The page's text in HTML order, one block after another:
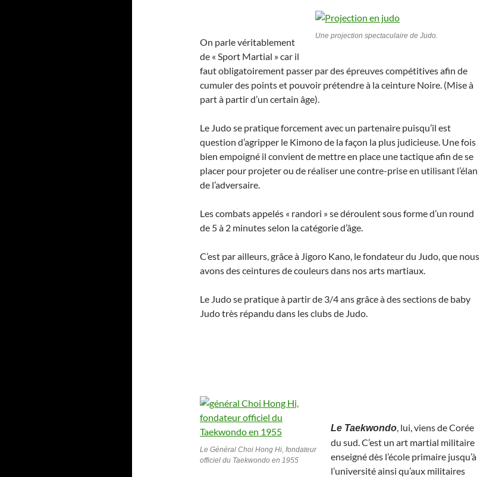
Une projection spectaculaire de Judo.
On parle véritablement
de « Sport Martial » car il
faut obligatoirement passer par des épreuves compétitives afin de
cumuler des points et pouvoir prétendre à la ceinture Noire. (Mise à
part à partir d’un certain âge).
Le Judo se pratique forcement avec un partenaire puisqu’il est
question d’agripper le Kimono de la façon la plus judicieuse. Une fois
bien empoigné il convient de mettre en place une tactique afin de se
placer pour projeter ou de réaliser une contre-prise en utilisant l’élan
de l’adversaire.
Les combats appelés « randori » se déroulent sous forme d’un round
de 5 à 2 minutes selon la catégorie d’âge.
C’est par ailleurs, grâce à Jigoro Kano, le fondateur du Judo, que nous
avons des ceintures de couleurs dans nos arts martiaux.
Le Judo se pratique à partir de 3/4 ans grâce à des sections de baby
Judo très répandu dans les clubs de Judo.
Le Général Choi Hong Hi, fondateur
officiel du Taekwondo en 1955
Le Taekwondo, lui, viens de Corée
du sud. C’est un art martial militaire
enseigné dès l’école primaire jusqu’à
l’université ainsi qu’aux militaires